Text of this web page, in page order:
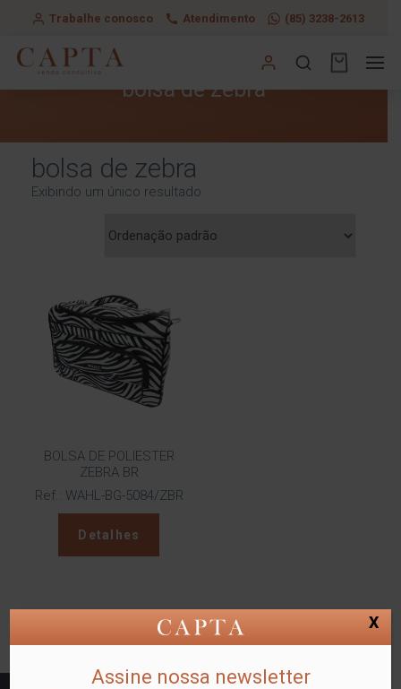
Trabalhe conosco Atendimento (85) 3238-2613
bolsa de zebra
bolsa de zebra
Exibindo um único resultado
BOLSA DE POLIESTER
ZEBRA BR
Ref.: WAHL-BG-5084/ZBR
Detalhes
Assine nossa newsletter
X